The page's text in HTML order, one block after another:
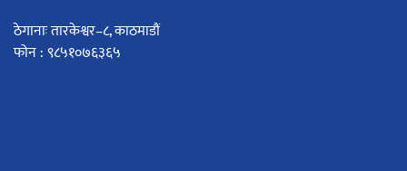
ठेगानाः तारकेश्वर–८, काठमाडौं
फोन : ९८५१०७६३६५